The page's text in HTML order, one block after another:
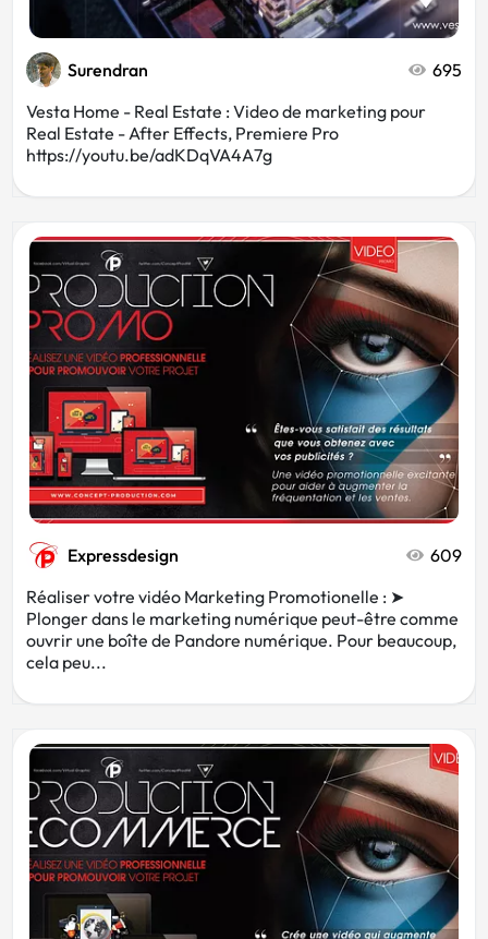
Surendran
695
Vesta Home - Real Estate : Video de marketing pour
Real Estate - After Effects, Premiere Pro
https://youtu.be/adKDqVA4A7g
Expressdesign
609
Réaliser votre vidéo Marketing Promotionelle : ➤
Plonger dans le marketing numérique peut-être comme
ouvrir une boîte de Pandore numérique. Pour beaucoup,
cela peu...